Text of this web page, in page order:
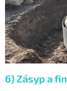
6) Zásyp a